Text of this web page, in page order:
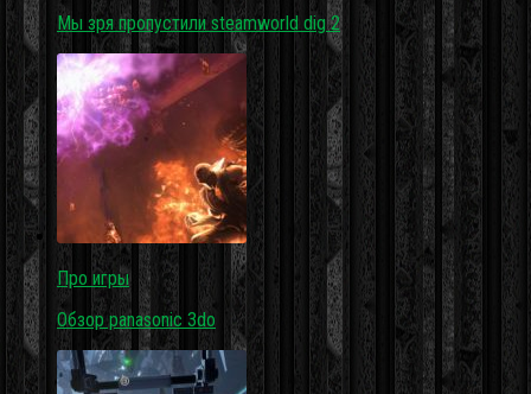
Мы зря пропустили steamworld dig 2
Про игры
Обзор panasonic 3do